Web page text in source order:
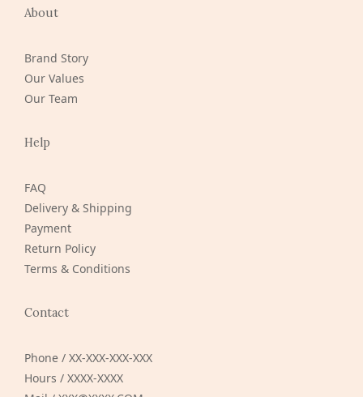
About
Brand Story
Our Values
Our Team
Help
FAQ
Delivery & Shipping
Payment
Return Policy
Terms & Conditions
Contact
Phone / XX-XXX-XXX-XXX
Hours / XXXX-XXXX